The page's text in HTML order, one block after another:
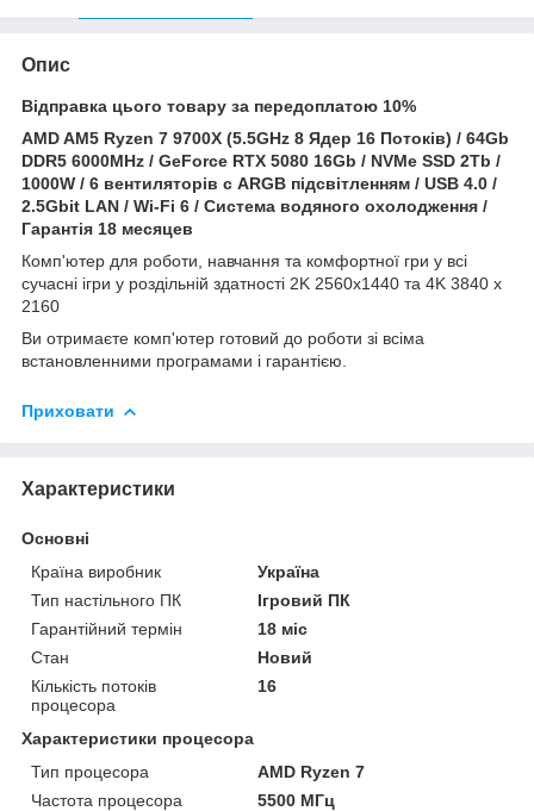
Опис
Відправка цього товару за передоплатою 10%
AMD AM5 Ryzen 7 9700X (5.5GHz 8 Ядер 16 Потоків) / 64Gb
DDR5 6000MHz / GeForce RTX 5080 16Gb / NVMe SSD 2Tb /
1000W / 6 вентиляторів с ARGB підсвітленням / USB 4.0 /
2.5Gbit LAN / Wi-Fi 6 / Система водяного охолодження /
Гарантія 18 месяцев
Комп'ютер для роботи, навчання та комфортної гри у всі
сучасні ігри у роздільній здатності 2K 2560x1440 та 4K 3840 x
2160
Ви отримаєте комп'ютер готовий до роботи зі всіма
встановленними програмами і гарантією.
Приховати
Характеристики
Основні
Країна виробник
Україна
Тип настільного ПК
Ігровий ПК
Гарантійний термін
18 міс
Стан
Новий
Кількість потоків
процесора
16
Характеристики процесора
Тип процесора
AMD Ryzen 7
Частота процесора
5500 МГц